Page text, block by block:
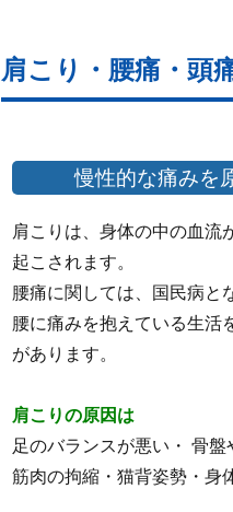
肩こり・腰痛・頭
慢性的な痛みを
肩こりは、身体の中の血流
起こされます。
腰痛に関しては、国民病と
腰に痛みを抱えている生活
があります。
肩こりの原因は
足のバランスが悪い・ 骨盤
筋肉の拘縮・猫背姿勢・身